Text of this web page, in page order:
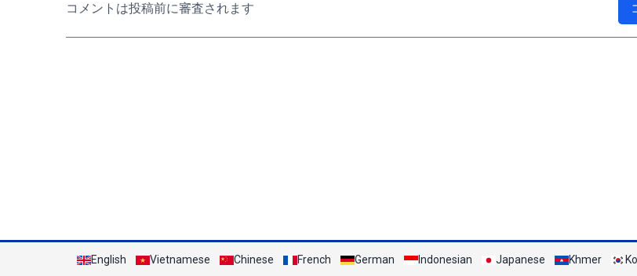
コメントは投稿前に審査されます
English Vietnamese Chinese French German Indonesian Japanese Khmer